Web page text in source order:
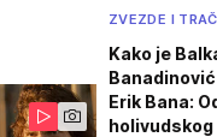
ZVEZDE I
Kako je
Erik Bana:
holivudskog